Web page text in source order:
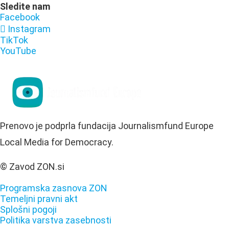
Sledite nam
Facebook
Instagram
TikTok
YouTube
Prenovo je podprla fundacija Journalismfund Europe
Local Media for Democracy.
© Zavod ZON.si
Programska zasnova ZON
Temeljni pravni akt
Splošni pogoji
Politika varstva zasebnosti